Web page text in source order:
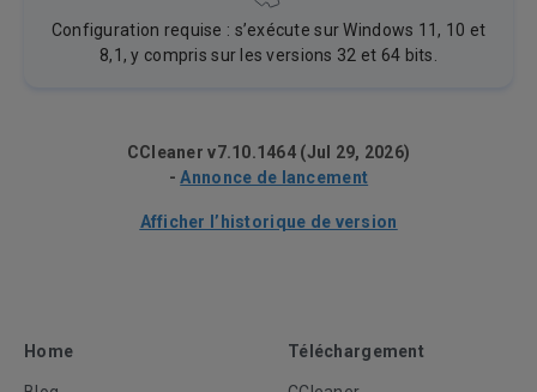
Configuration requise : s’exécute sur Windows 11, 10 et
8,1, y compris sur les versions 32 et 64 bits.
CCleaner v7.10.1464 (Jul 29, 2026)
-Annonce de lancement
Afficher l’historique de version
Home Téléchargement